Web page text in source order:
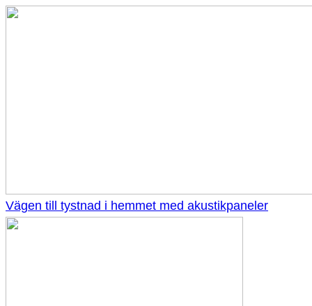
Vägen till tystnad i hemmet med akustikpaneler